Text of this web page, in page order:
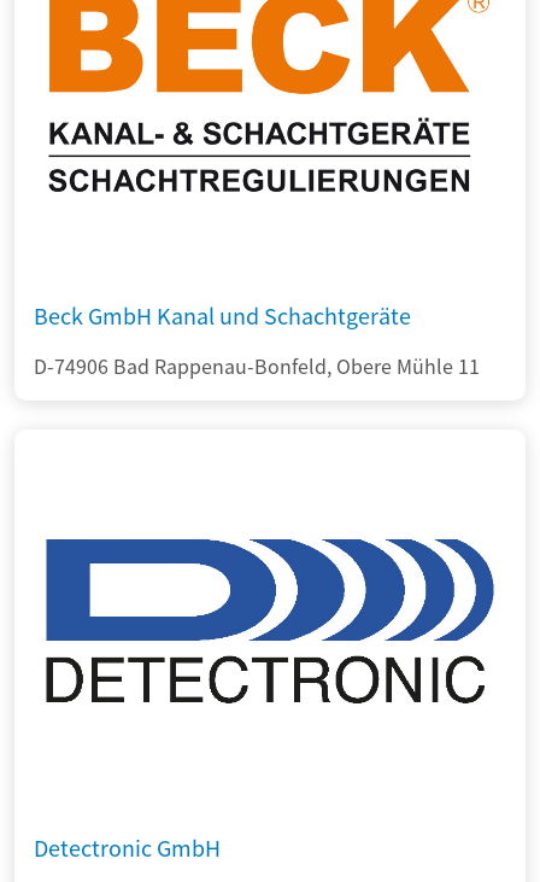
Beck GmbH Kanal und Schachtgeräte
D-74906 Bad Rappenau-Bonfeld, Obere Mühle 11
Detectronic GmbH